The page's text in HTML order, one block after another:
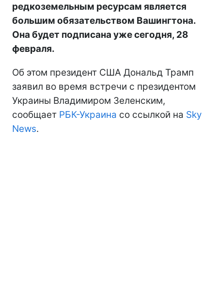
редкоземельным ресурсам является
большим обязательством Вашингтона.
Она будет подписана уже сегодня, 28
февраля.
Об этом президент США Дональд Трамп
заявил во время встречи с президентом
Украины Владимиром Зеленским,
сообщает РБК-Украина со ссылкой на Sky
News.